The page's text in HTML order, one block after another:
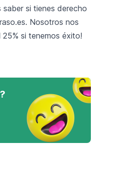
si tienes derecho
Nosotros nos
si tenemos éxito!